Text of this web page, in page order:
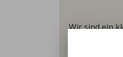
Wir sind ein